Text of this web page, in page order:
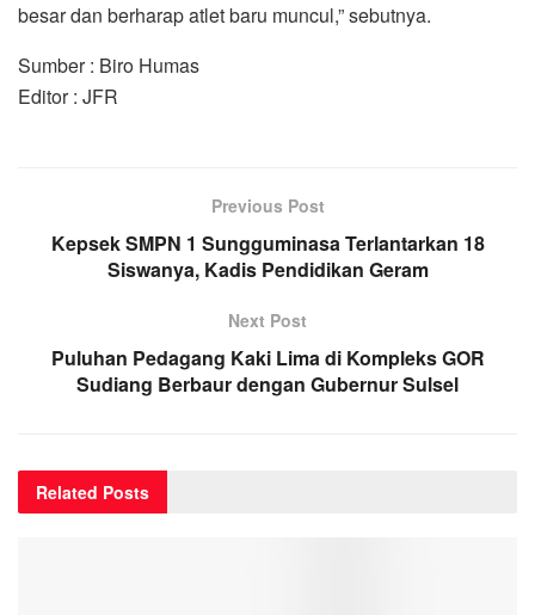
besar dan berharap atlet baru muncul,” sebutnya.
Sumber : Biro Humas
Editor : JFR
Previous Post
Kepsek SMPN 1 Sungguminasa Terlantarkan 18
Siswanya, Kadis Pendidikan Geram
Next Post
Puluhan Pedagang Kaki Lima di Kompleks GOR
Sudiang Berbaur dengan Gubernur Sulsel
Related Posts